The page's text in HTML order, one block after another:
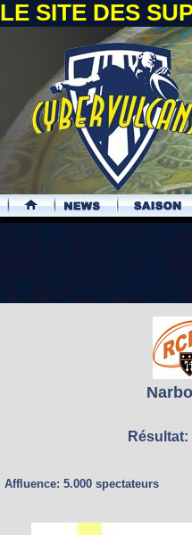
LE SITE DES
.
Résultat:
Affluence: 5.000 spectateurs